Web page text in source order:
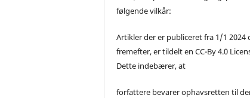
følgende vilkår:
Artikler der er publiceret fra 1/1 2024
fremefter, er tildelt en CC-By 4.0
Dette indebærer, at
forfattere bevarer ophavsretten til